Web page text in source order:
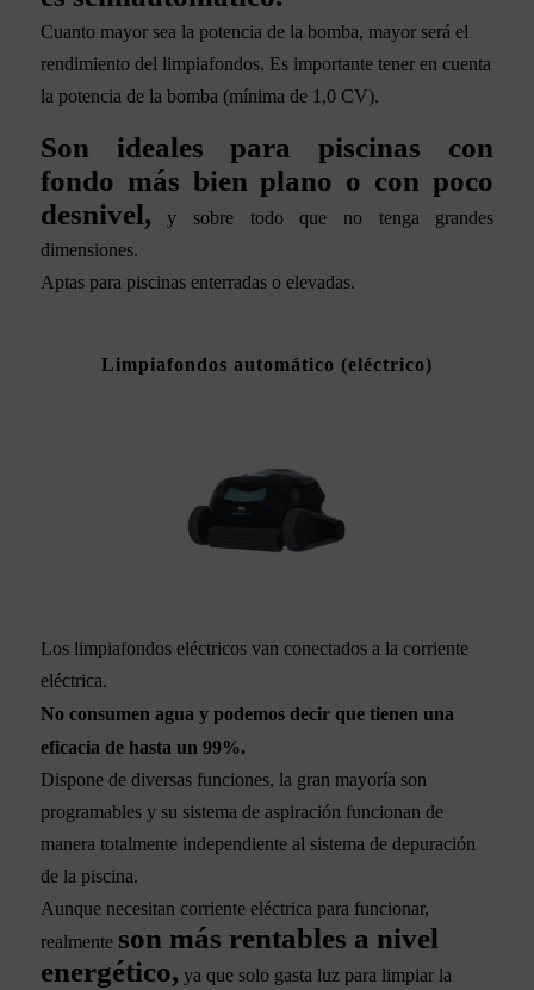
Cuanto mayor sea la potencia de la bomba, mayor será el
rendimiento del limpiafondos. Es importante tener en cuenta
la potencia de la bomba (mínima de 1,0 CV).
Son ideales para piscinas con
fondo más bien plano o con poco
desnivel, y sobre todo que no tenga grandes
dimensiones.
Aptas para piscinas enterradas o elevadas.
Limpiafondos automático (eléctrico)
Los limpiafondos eléctricos van conectados a la corriente
eléctrica.
No consumen agua y podemos decir que tienen una
eficacia de hasta un 99%.
Dispone de diversas funciones, la gran mayoría son
programables y su sistema de aspiración funcionan de
manera totalmente independiente al sistema de depuración
de la piscina.
Aunque necesitan corriente eléctrica para funcionar,
realmente son más rentables a nivel
energético, ya que solo gasta luz para limpiar la